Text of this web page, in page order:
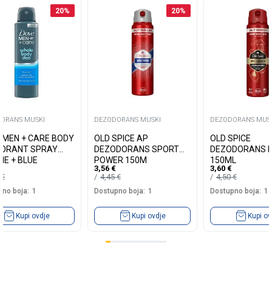
20%
MUSKI
MEN + CARE BODY
SPRAY
+ BLUE
€
boja: 1
Kupi ovdje
20%
DEZODORANS MUSKI
OLD SPICE AP
DEZODORANS SPORT
POWER 150M
3,56 €
4,45€
Dostupno boja: 1
Kupi ovdje
DEZODORANS
OLD SPICE
DEZODORANS
150ML
3,60 €
4,50€
Dostupno boja: 1
Kupi